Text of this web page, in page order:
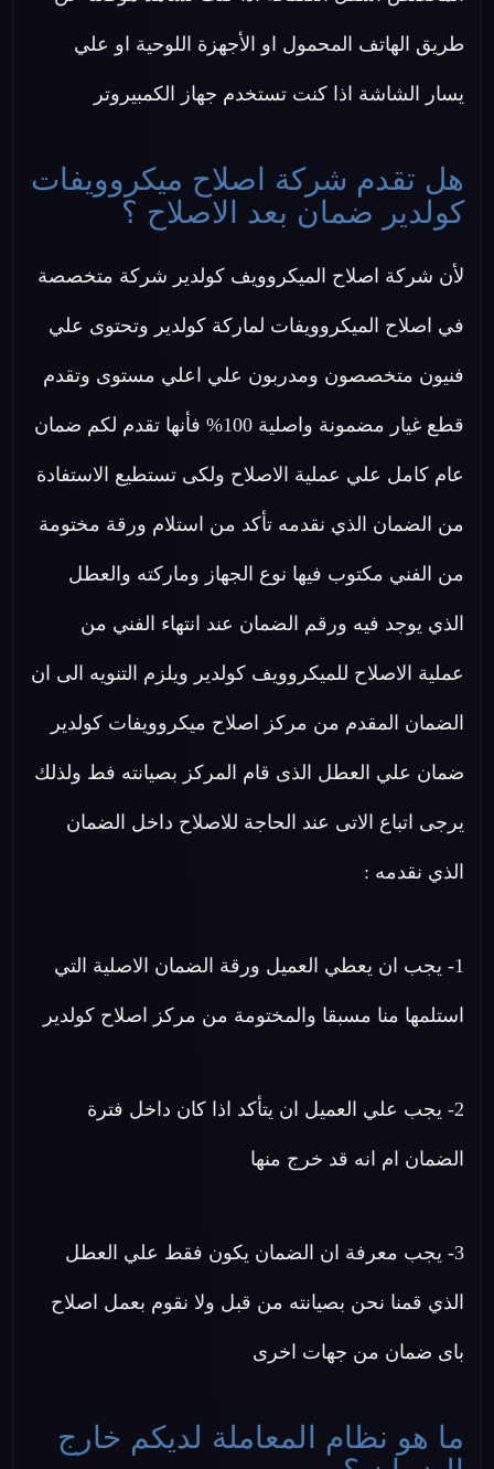
طريق الهاتف المحمول او الأجهزة اللوحية او علي
يسار الشاشة اذا كنت تستخدم جهاز الكمبيروتر
هل تقدم شركة اصلاح ميكروويفات
كولدير ضمان بعد الاصلاح ؟
لأن شركة اصلاح الميكروويف كولدير شركة متخصصة
في اصلاح الميكروويفات لماركة كولدير وتحتوى علي
فنيون متخصصون ومدربون علي اعلي مستوى وتقدم
قطع غيار مضمونة واصلية 100% فأنها تقدم لكم ضمان
عام كامل علي عملية الاصلاح ولكى تستطيع الاستفادة
من الضمان الذي نقدمه تأكد من استلام ورقة مختومة
من الفني مكتوب فيها نوع الجهاز وماركته والعطل
الذي يوجد فيه ورقم الضمان عند انتهاء الفني من
عملية الاصلاح للميكروويف كولدير ويلزم التنويه الى ان
الضمان المقدم من مركز اصلاح ميكروويفات كولدير
ضمان علي العطل الذى قام المركز بصيانته فط ولذلك
يرجى اتباع الاتى عند الحاجة للاصلاح داخل الضمان
الذي نقدمه :
1- يجب ان يعطي العميل ورقة الضمان الاصلية التي
استلمها منا مسبقا والمختومة من مركز اصلاح كولدير
2- يجب علي العميل ان يتأكد اذا كان داخل فترة
الضمان ام انه قد خرج منها
3- يجب معرفة ان الضمان يكون فقط علي العطل
الذي قمنا نحن بصيانته من قبل ولا نقوم بعمل اصلاح
باى ضمان من جهات اخرى
ما هو نظام المعاملة لديكم خارج